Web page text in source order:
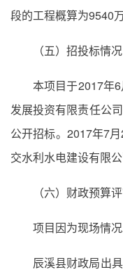
段的工程概算为9540万
（五）招投标情况
本项目于2017年
发展投资有限责任公
公开招标。2017年7
交水利水电建设有限
（六）财政预算
项目因为现场情
辰溪县财政局出